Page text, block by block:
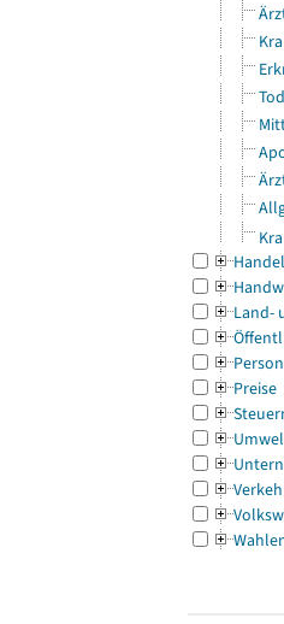
Land-
Preise